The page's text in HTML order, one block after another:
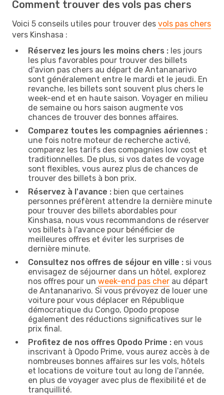
Comment trouver des vols pas chers
Voici 5 conseils utiles pour trouver des vols pas chers
vers Kinshasa :
Réservez les jours les moins chers : les jours
les plus favorables pour trouver des billets
d'avion pas chers au départ de Antananarivo
sont généralement entre le mardi et le jeudi. En
revanche, les billets sont souvent plus chers le
week-end et en haute saison. Voyager en milieu
de semaine ou hors saison augmente vos
chances de trouver des bonnes affaires.
Comparez toutes les compagnies aériennes :
une fois notre moteur de recherche activé,
comparez les tarifs des compagnies low cost et
traditionnelles. De plus, si vos dates de voyage
sont flexibles, vous aurez plus de chances de
trouver des billets à bon prix.
Réservez à l'avance : bien que certaines
personnes préfèrent attendre la dernière minute
pour trouver des billets abordables pour
Kinshasa, nous vous recommandons de réserver
vos billets à l'avance pour bénéficier de
meilleures offres et éviter les surprises de
dernière minute.
Consultez nos offres de séjour en ville : si vous
envisagez de séjourner dans un hôtel, explorez
nos offres pour un week-end pas cher au départ
de Antananarivo. Si vous prévoyez de louer une
voiture pour vous déplacer en République
démocratique du Congo, Opodo propose
également des réductions significatives sur le
prix final.
Profitez de nos offres Opodo Prime : en vous
inscrivant à Opodo Prime, vous aurez accès à de
nombreuses bonnes affaires sur les vols, hôtels
et locations de voiture tout au long de l'année,
en plus de voyager avec plus de flexibilité et de
tranquillité.